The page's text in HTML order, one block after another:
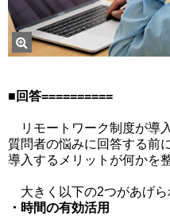
■回答==========
リモートワーク制度が導
質問者の悩みに回答する前
導入するメリットが何かを
大きく以下の2つがあげら
・時間の有効活用